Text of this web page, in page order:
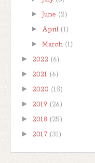
► June (2)
► April (1)
► March (1)
►2022 (6)
►2021 (6)
►2020 (15)
►2019 (26)
►2018 (25)
►2017 (31)